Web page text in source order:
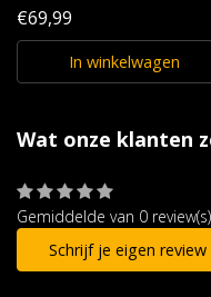
€69,99
In winkelwagen
Wat onze klanten
Gemiddelde van 0 review(s)
Schrijf je eigen review